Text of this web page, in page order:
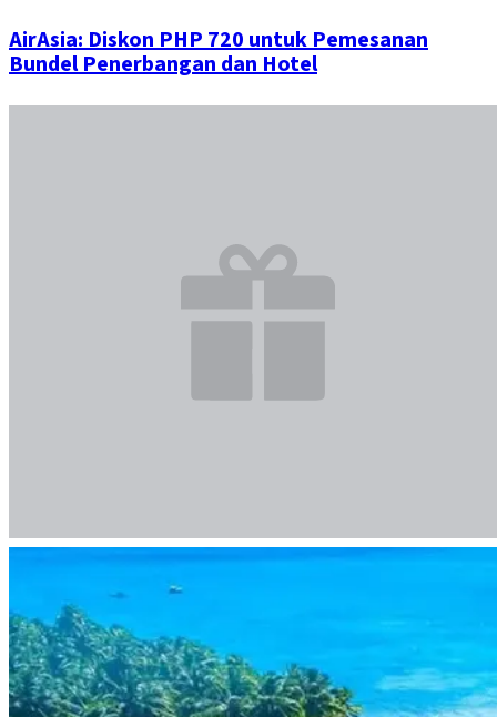
AirAsia: Diskon PHP 720 untuk Pemesanan
Bundel Penerbangan dan Hotel